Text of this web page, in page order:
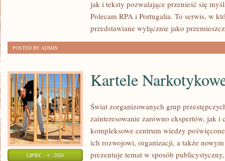
jak i teksty pozwalające przenieść się
Polecam RPA i Portugalia. To serwis, w
przedstawiane wyłącznie jako
POSTED BY ADMIN
LIPIEC - 4 - 2026
Kartele
Świat zorganizowanych grup
zainteresowanie zarówno ekspertów, jak i
kompleksowe centrum wiedzy
ich rozwojowi, organizacji, a także
prezentuje temat w sposób